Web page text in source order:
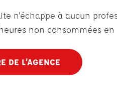
n'échappe à aucun
non consommées
DE L’AGENCE